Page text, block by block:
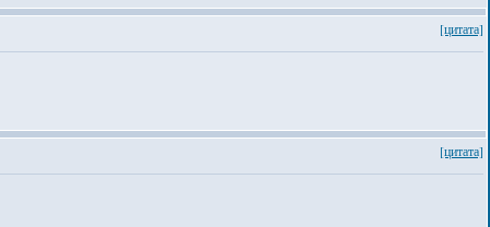
[цитата]
[цитата]